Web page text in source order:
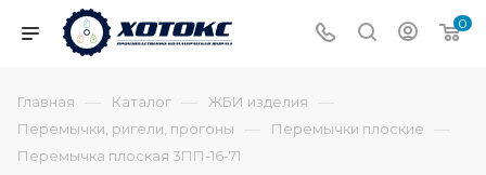
0
Главная — Каталог — ЖБИ изделия —
Перемычки, ригели, прогоны — Перемычки плоские —
Перемычка плоская 3ПП-16-71